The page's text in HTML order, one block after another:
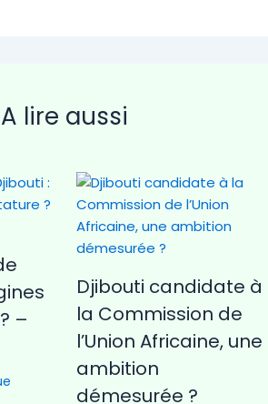
A lire aussi
–
Djibouti candidate à
la Commission de
l’Union Africaine, une
ambition
démesurée ?